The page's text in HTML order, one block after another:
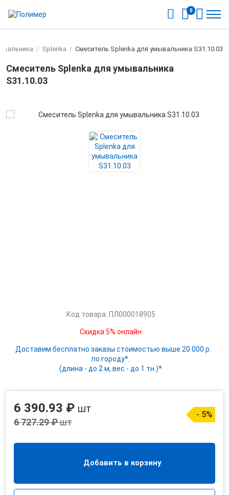
0
/ Splenka / Смеситель Splenka для умывальника S31.10.03
Смеситель Splenka для умывальника
S31.10.03
Код товара: ПЛ000018905
Скидка 5% онлайн
Доставим бесплатно заказы стоимостью выше 20 000 р.
по городу*.
(длина - до 2 м, вес - до 1 тн.)*
6 390.93 ₽ шт
6 727.29 ₽шт
- 5%
Добавить в корзину